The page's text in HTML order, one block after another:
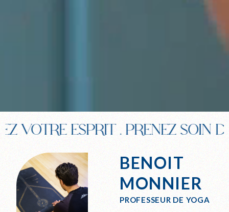
ESPRIT.PRENEZ SOIN DE
BENOIT
MONNIER
PROFESSEUR DE YOGA